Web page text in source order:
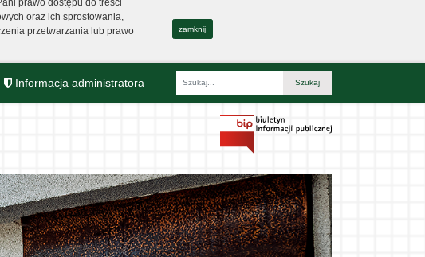
prawo dostępu do treści
oraz ich sprostowania,
przetwarzania lub prawo
zamknij
Informacja administratora
Fraza